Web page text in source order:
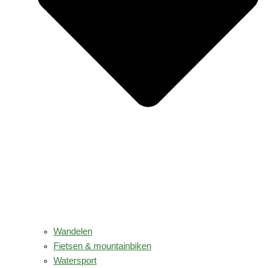
Wandelen
Fietsen & mountainbiken
Watersport